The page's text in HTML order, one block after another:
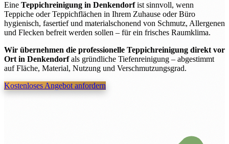
Eine Teppichreinigung in Denkendorfist sinnvoll, wenn
Teppiche oder Teppichflächen in Ihrem Zuhause oder Büro
hygienisch, fasertief und materialschonend von Schmutz, Allergenen
und Flecken befreit werden sollen – für ein frisches Raumklima.
Wir übernehmen die professionelle Teppichreinigung direkt vor
Ort in Denkendorfals gründliche Tiefenreinigung – abgestimmt
auf Fläche, Material, Nutzung und Verschmutzungsgrad.
Kostenloses Angebot anfordern